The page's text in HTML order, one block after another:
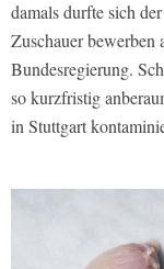
damals durfte sich
Zuschauer bewerben
Bundesregierung.
so kurzfristig
in Stuttgart